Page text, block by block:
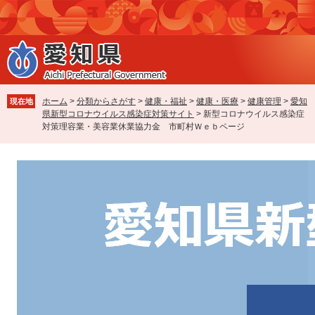
ペ
ー
ジ
の
先
で
す
メ
ニ
ュ
ー
を
ば
し
現在地 ホーム > 分類からさがす > 健康・福祉 > 健康・医療 > 健康管理 > 愛知
県新型コロナウイルス感染症対策サイト > 新型コロナウイルス感染症
対策理容業・美容業休業協力金 市町村Ｗｅｂページ